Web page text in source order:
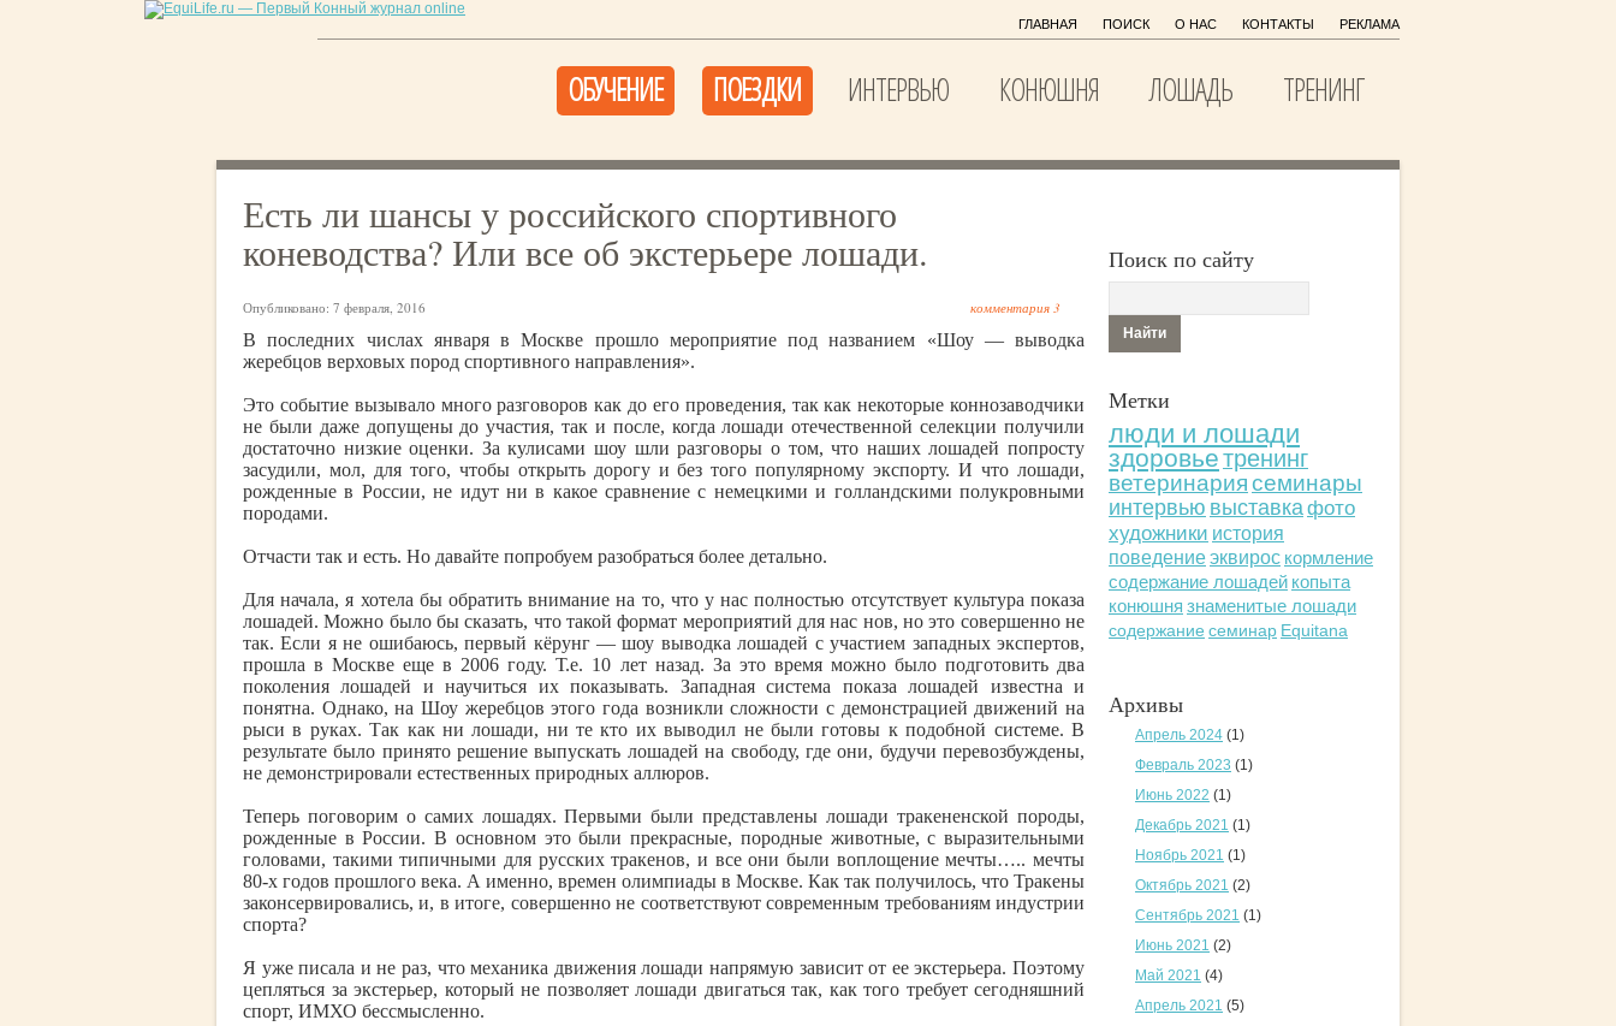
ГЛАВНАЯ ПОИСК О НАС КОНТАКТЫ РЕКЛАМА
ИНТЕРВЬЮ КОНЮШНЯ ЛОШАДЬ ТРЕНИНГ
ОБУЧЕНИЕ ПОЕЗДКИ
Есть ли шансы у российского спортивного
коневодства? Или все об экстерьере лошади.
Опубликовано: 7 февраля, 2016 комментария 3
В последних числах января в Москве прошло мероприятие под названием «Шоу — выводка
жеребцов верховых пород спортивного направления».
Это событие вызывало много разговоров как до его проведения, так как некоторые коннозаводчики
не были даже допущены до участия, так и после, когда лошади отечественной селекции получили
достаточно низкие оценки. За кулисами шоу шли разговоры о том, что наших лошадей попросту
засудили, мол, для того, чтобы открыть дорогу и без того популярному экспорту. И что лошади,
рожденные в России, не идут ни в какое сравнение с немецкими и голландскими полукровными
породами.
Отчасти так и есть. Но давайте попробуем разобраться более детально.
Для начала, я хотела бы обратить внимание на то, что у нас полностью отсутствует культура показа
лошадей. Можно было бы сказать, что такой формат мероприятий для нас нов, но это совершенно не
так. Если я не ошибаюсь, первый кёрунг — шоу выводка лошадей с участием западных экспертов,
прошла в Москве еще в 2006 году. Т.е. 10 лет назад. За это время можно было подготовить два
поколения лошадей и научиться их показывать. Западная система показа лошадей известна и
понятна. Однако, на Шоу жеребцов этого года возникли сложности с демонстрацией движений на
рыси в руках. Так как ни лошади, ни те кто их выводил не были готовы к подобной системе. В
результате было принято решение выпускать лошадей на свободу, где они, будучи перевозбуждены,
не демонстрировали естественных природных аллюров.
Теперь поговорим о самих лошадях. Первыми были представлены лошади тракененской породы,
рожденные в России. В основном это были прекрасные, породные животные, с выразительными
головами, такими типичными для русских тракенов, и все они были воплощение мечты….. мечты
80-х годов прошлого века. А именно, времен олимпиады в Москве. Как так получилось, что Тракены
законсервировались, и, в итоге, совершенно не соответствуют современным требованиям индустрии
спорта?
Я уже писала и не раз, что механика движения лошади напрямую зависит от ее экстерьера. Поэтому
цепляться за экстерьер, который не позволяет лошади двигаться так, как того требует сегодняшний
спорт, ИМХО бессмысленно.
Поиск по сайту
Метки
люди и лошади
здоровьетренинг
ветеринариясеминары
интервью выставкафото
художники история
поведениеэквирос кормление
содержание лошадей копыта
конюшня знаменитые лошади
содержание семинар Equitana
Архивы
Апрель 2024 (1)
Февраль 2023 (1)
Июнь 2022 (1)
Декабрь 2021 (1)
Ноябрь 2021 (1)
Октябрь 2021 (2)
Сентябрь 2021 (1)
Июнь 2021 (2)
Май 2021 (4)
Апрель 2021 (5)